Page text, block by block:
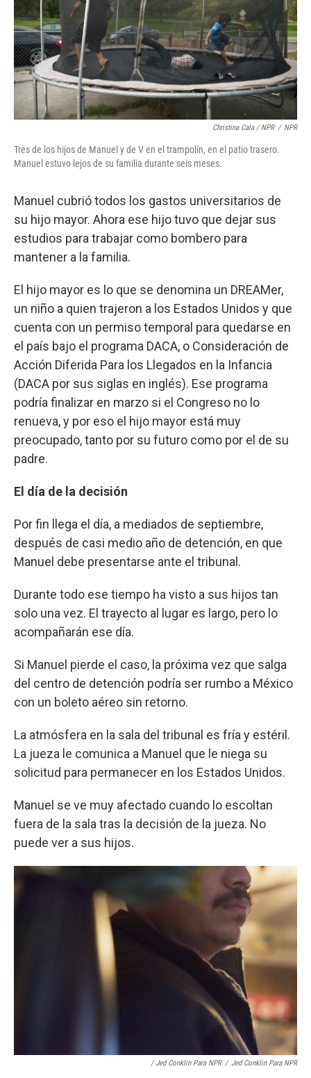
Christina Cala / NPR / NPR
Tres de los hijos de Manuel y de V en el trampolín, en el patio trasero.
Manuel estuvo lejos de su familia durante seis meses.
Manuel cubrió todos los gastos universitarios de
su hijo mayor. Ahora ese hijo tuvo que dejar sus
estudios para trabajar como bombero para
mantener a la familia.
El hijo mayor es lo que se denomina un DREAMer,
un niño a quien trajeron a los Estados Unidos y que
cuenta con un permiso temporal para quedarse en
el país bajo el programa DACA, o Consideración de
Acción Diferida Para los Llegados en la Infancia
(DACA por sus siglas en inglés). Ese programa
podría finalizar en marzo si el Congreso no lo
renueva, y por eso el hijo mayor está muy
preocupado, tanto por su futuro como por el de su
padre.
El día de la decisión
Por fin llega el día, a mediados de septiembre,
después de casi medio año de detención, en que
Manuel debe presentarse ante el tribunal.
Durante todo ese tiempo ha visto a sus hijos tan
solo una vez. El trayecto al lugar es largo, pero lo
acompañarán ese día.
Si Manuel pierde el caso, la próxima vez que salga
del centro de detención podría ser rumbo a México
con un boleto aéreo sin retorno.
La atmósfera en la sala del tribunal es fría y estéril.
La jueza le comunica a Manuel que le niega su
solicitud para permanecer en los Estados Unidos.
Manuel se ve muy afectado cuando lo escoltan
fuera de la sala tras la decisión de la jueza. No
puede ver a sus hijos.
/ Jed Conklin Para NPR / Jed Conklin Para NPR